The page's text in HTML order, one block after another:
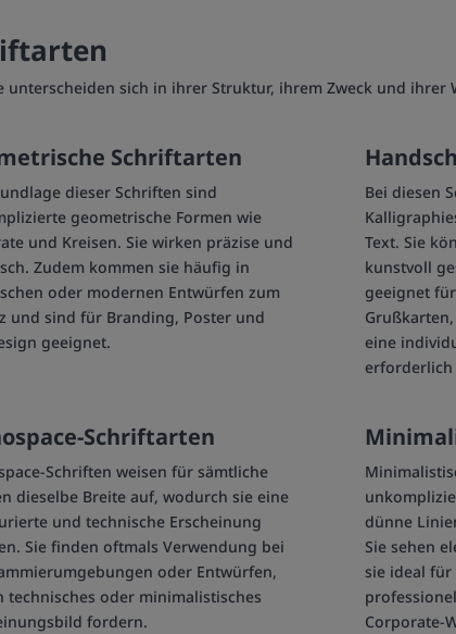
sich in ihrer Struktur, ihrem Zweck und ihrer
Schriftarten
dieser Schriften sind
geometrische Formen wie
und Kreisen. Sie wirken präzise und
Zudem kommen sie häufig in
oder modernen Entwürfen zum
und sind für Branding, Poster und
geeignet.
Bei diesen
Text. Sie
kunstvoll
geeignet
eine
erforderlich
Schriftarten
Schriften weisen für sämtliche
dieselbe Breite auf, wodurch sie eine
und technische Erscheinung
Sie finden oftmals Verwendung bei
oder Entwürfen,
technisches oder minimalistisches
fordern.
dünne
Sie sehen
sie ideal
Corporate-